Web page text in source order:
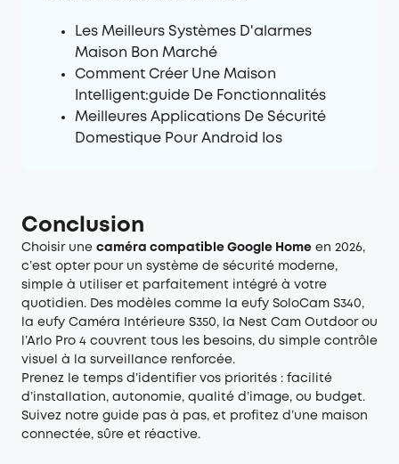
Les Meilleurs Systèmes D'alarmes
Maison Bon Marché
Comment Créer Une Maison
Intelligent:guide De Fonctionnalités
Meilleures Applications De Sécurité
Domestique Pour Android Ios
Conclusion
Choisir une caméra compatible Google Home en 2026,
c’est opter pour un système de sécurité moderne,
simple à utiliser et parfaitement intégré à votre
quotidien. Des modèles comme la eufy SoloCam S340,
la eufy Caméra Intérieure S350, la Nest Cam Outdoor ou
l’Arlo Pro 4 couvrent tous les besoins, du simple contrôle
visuel à la surveillance renforcée.
Prenez le temps d’identifier vos priorités : facilité
d’installation, autonomie, qualité d’image, ou budget.
Suivez notre guide pas à pas, et profitez d’une maison
connectée, sûre et réactive.